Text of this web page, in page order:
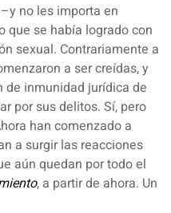
no les importa en
que se había logrado con
sexual. Contrariamente a
a ser creídas, y
de inmunidad jurídica de
por sus delitos. Sí, pero
han comenzado a
a surgir las reacciones
aún quedan por todo el
, a partir de ahora. Un